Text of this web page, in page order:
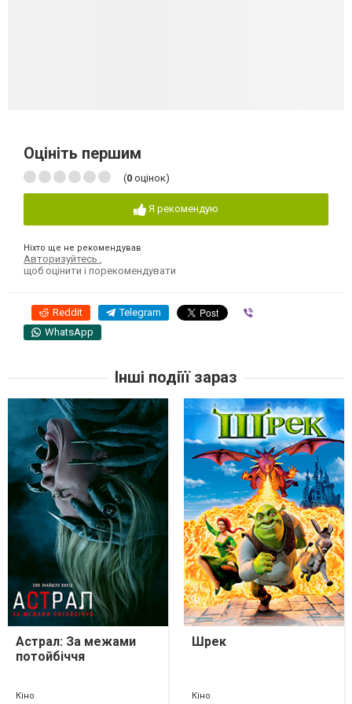
Оцініть першим
(0 оцінок)
Я рекомендую
Ніхто ще не рекомендував
Авторизуйтесь
щоб оцінити і порекомендувати
Reddit Telegram
WhatsApp
Інші подіїї зараз
Астрал: За межами
потойбіччя
Кіно
Шрек
Кіно